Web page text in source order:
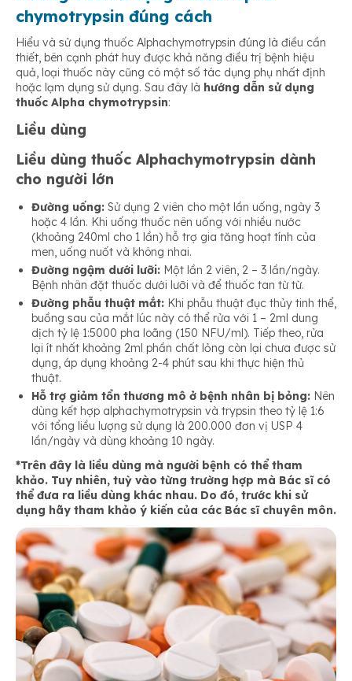
chymotrypsin đúng cách
Hiểu và sử dụng thuốc Alphachymotrypsin đúng là điều cần
thiết, bên cạnh phát huy được khả năng điều trị bệnh hiệu
quả, loại thuốc này cũng có một số tác dụng phụ nhất định
hoặc lạm dụng sử dụng. Sau đây là hướng dẫn sử dụng
thuốc Alpha chymotrypsin:
Liều dùng
Liều dùng thuốc Alphachymotrypsin dành
cho người lớn
Đường uống: Sử dụng 2 viên cho một lần uống, ngày 3
hoặc 4 lần. Khi uống thuốc nên uống với nhiều nước
(khoảng 240ml cho 1 lần) hỗ trợ gia tăng hoạt tính của
men, uống nuốt và không nhai.
Đường ngậm dưới lưỡi: Một lần 2 viên, 2 – 3 lần/ngày.
Bệnh nhân đặt thuốc dưới lưỡi và để thuốc tan từ từ.
Đường phẫu thuật mắt: Khi phẫu thuật đục thủy tinh thể,
buồng sau của mắt lúc này có thể rửa với 1 – 2ml dung
dịch tỷ lệ 1:5000 pha loãng (150 NFU/ml). Tiếp theo, rửa
lại ít nhất khoảng 2ml phần chất lỏng còn lại chưa được sử
dụng, áp dụng khoảng 2-4 phút sau khi thực hiện thủ
thuật.
Hỗ trợ giảm tổn thương mô ở bệnh nhân bị bỏng: Nên
dùng kết hợp alphachymotrypsin và trypsin theo tỷ lệ 1:6
với tổng liều lượng sử dụng là 200.000 đơn vị USP 4
lần/ngày và dùng khoảng 10 ngày.
*Trên đây là liều dùng mà người bệnh có thể tham
khảo. Tuy nhiên, tuỳ vào từng trường hợp mà Bác sĩ có
thể đưa ra liều dùng khác nhau. Do đó, trước khi sử
dụng hãy tham khảo ý kiến của các Bác sĩ chuyên môn.